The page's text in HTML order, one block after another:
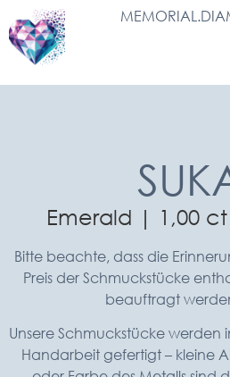
Emerald | 1,00
Bitte beachte, dass die
Preis der Schmuckstücke
beauftragt
Unsere Schmuckstücke werden
Handarbeit gefertigt – kleine